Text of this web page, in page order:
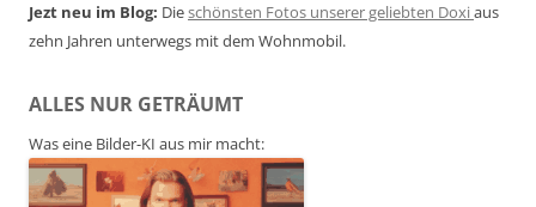
Jezt neu im Blog: Dieschönsten Fotos unserer geliebten Doxiaus
zehn Jahren unterwegs mit dem Wohnmobil.
ALLES NUR GETRÄUMT
Was eine Bilder-KI aus mir macht: